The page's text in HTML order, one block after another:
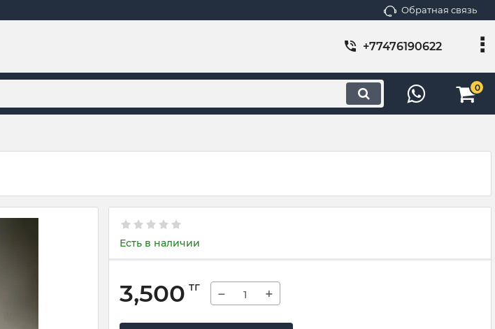
Обратная связь
+77476190622
0
Есть в наличии
3,500 тг − +